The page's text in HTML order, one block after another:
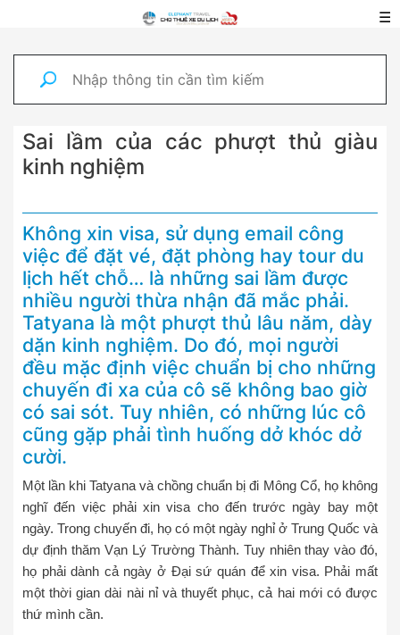
☰
Sai lầm của các phượt thủ giàu
kinh nghiệm
Không xin visa, sử dụng email công
việc để đặt vé, đặt phòng hay tour du
lịch hết chỗ… là những sai lầm được
nhiều người thừa nhận đã mắc phải.
Tatyana là một phượt thủ lâu năm, dày
dặn kinh nghiệm. Do đó, mọi người
đều mặc định việc chuẩn bị cho những
chuyến đi xa của cô sẽ không bao giờ
có sai sót. Tuy nhiên, có những lúc cô
cũng gặp phải tình huống dở khóc dở
cười.
Một lần khi Tatyana và chồng chuẩn bị đi Mông Cổ, họ không
nghĩ đến việc phải xin visa cho đến trước ngày bay một
ngày. Trong chuyến đi, họ có một ngày nghỉ ở Trung Quốc và
dự định thăm Vạn Lý Trường Thành. Tuy nhiên thay vào đó,
họ phải dành cả ngày ở Đại sứ quán để xin visa. Phải mất
một thời gian dài nài nỉ và thuyết phục, cả hai mới có được
thứ mình cần.